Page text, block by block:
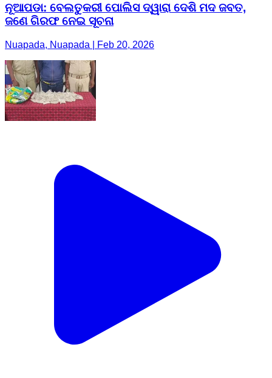
ନୂଆପଡା: ବେଲତୁକରୀ ପୋଲିସ ଦ୍ୱାରା ଦେଶି ମଦ ଜବତ,
ଜଣେ ଗିରଫ ନେଇ ସୂଚନା
Nuapada, Nuapada | Feb 20, 2026